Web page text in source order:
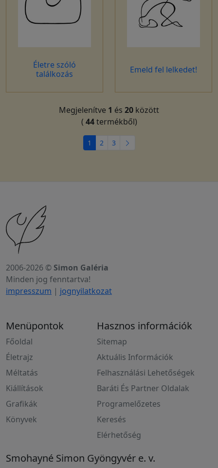
Életre szóló
találkozás
Emeld fel lelkedet!
Megjelenítve 1 és 20 között
( 44termékből)
1 2 3
2006-2026 © Simon Galéria
Minden jog fenntartva!
impresszum | jognyilatkozat
Menüpontok
Főoldal
Életrajz
Méltatás
Kiállítások
Grafikák
Könyvek
Hasznos információk
Sitemap
Aktuális Információk
Felhasználási Lehetőségek
Baráti És Partner Oldalak
Programelőzetes
Keresés
Elérhetőség
Smohayné Simon Gyöngyvér e. v.